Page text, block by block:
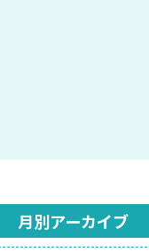
月別アーカイブ